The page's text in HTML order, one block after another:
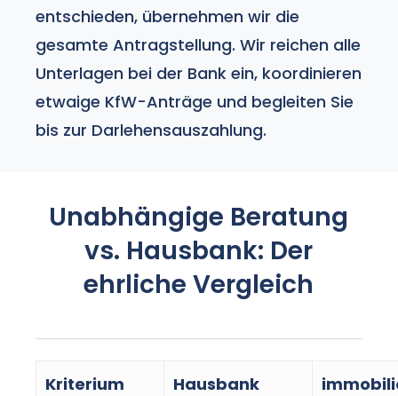
entschieden, übernehmen wir die
gesamte Antragstellung. Wir reichen alle
Unterlagen bei der Bank ein, koordinieren
etwaige KfW-Anträge und begleiten Sie
bis zur Darlehensauszahlung.
Unabhängige Beratung
vs. Hausbank: Der
ehrliche Vergleich
Kriterium Hausbank